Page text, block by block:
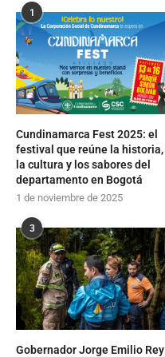
1
Cundinamarca Fest 2025: el
festival que reúne la historia,
la cultura y los sabores del
departamento en Bogotá
1 de noviembre de 2025
3
Gobernador Jorge Emilio Rey